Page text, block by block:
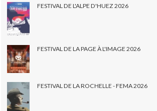
FESTIVAL DE L'ALPE D'HUEZ 2026
FESTIVAL DE LA PAGE À L'IMAGE 2026
FESTIVAL DE LA ROCHELLE - FEMA 2026